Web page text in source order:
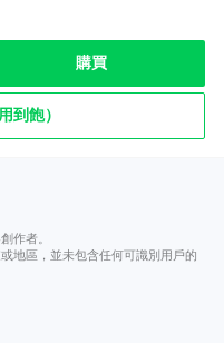
購買
到飽）
作者。
地區，並未包含任何可識別用戶的